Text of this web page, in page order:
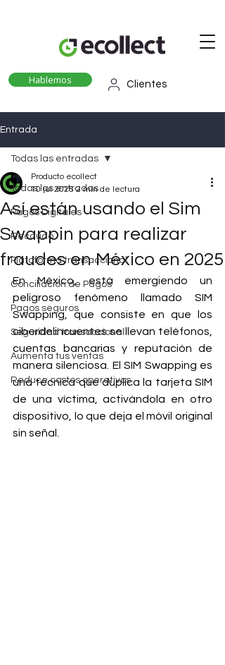
Clientes
Hablemos
Entrada
Todas las entradas
Pagos Digitales
Recaudo
Plataforma transaccional
Conciliación de Pagos
Pagos seguros
Seguridad transaccional
Aumenta tus ventas
Reduce costos operativos
Todas las entradas
Así están usando el Sim
Swappin para realizar
fraudes en México en 2025
Producto ecollect
10 jul 2025 2 min de lectura
En México, está emergiendo un
peligroso fenómeno llamado SIM
Swapping, que consiste en que los
ciberdelincuentes se llevan teléfonos,
cuentas bancarias y reputación de
manera silenciosa. El SIM Swapping es
una técnica que duplica la tarjeta SIM
de una víctima, activándola en otro
dispositivo, lo que deja el móvil original
sin señal.